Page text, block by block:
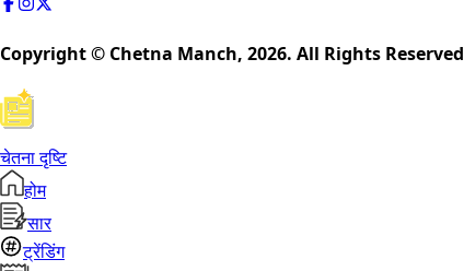
Copyright © Chetna Manch, 2026. All Rights Reserved
चेतना दृष्टि
होम
सार
ट्रेंडिंग